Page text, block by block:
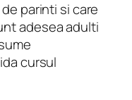
parinti si care
adesea adulti
cursul